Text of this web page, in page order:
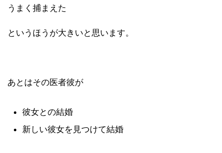
うまく捕まえた
というほうが大きいと思います。
あとはその医者彼が
彼女との結婚
新しい彼女を見つけて結婚